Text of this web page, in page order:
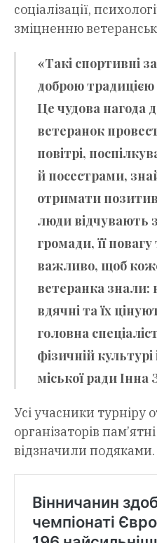
соціалізації,
зміцненню
«Такі спортивні
доброю
Це чудова нагода
ветеранок
повітрі,
й посестрами,
отримати
люди відчувають
громади, її
важливо, щоб
ветеранка знали:
вдячні та їх
головна
фізичній
міської ради Інна
Усі учасники турніру
організаторів
відзначили подяками.